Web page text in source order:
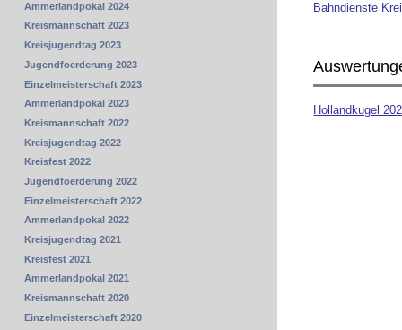
Bahndienste
Hollandkugel
Ammerlandpokal 2024
Kreismannschaft 2023
Kreisjugendtag 2023
Jugendfoerderung 2023
Einzelmeisterschaft 2023
Ammerlandpokal 2023
Kreismannschaft 2022
Kreisjugendtag 2022
Kreisfest 2022
Jugendfoerderung 2022
Einzelmeisterschaft 2022
Ammerlandpokal 2022
Kreisjugendtag 2021
Kreisfest 2021
Ammerlandpokal 2021
Kreismannschaft 2020
Einzelmeisterschaft 2020